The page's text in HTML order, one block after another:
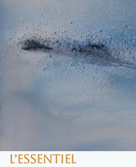
L’essentiel